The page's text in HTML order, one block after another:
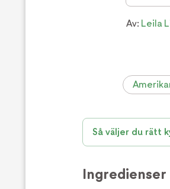
Av: Leila
Så väljer du rätt
Ingredienser